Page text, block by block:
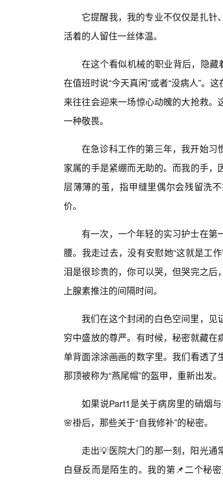
它提醒我，我的专业不仅仅是扎
活着的人留住一丝体温。
在这个看似机械的职业背后，隐藏
在值班时说“今天真闲”或者“没病人”。
来往往会迎来一场惊心动魄的大抢救
一种敬畏。
在急诊科工作的第三年，我开始习
家属的手是紧绷而无助的。而我的手
层薄薄的茧，指甲缝里偶尔会残留洗
价。
有一次，一个年轻的实习护士在
腰。我走过去，没有安慰她“这就是工
泪是很珍贵的，你可以哭，但哭完之
上腺素推注的间隔时间。
我们在这个封闭的白色空间里，
穷中盛放的尊严。有时候，秘密就藏
单背面涂涂画画的数字里。我们看透
那顶被称为“燕尾帽”的盔甲，重新出发。
如果说Part1是关于病房里的硝烟
🌸褂后，那些关于“自我修补”的秘密。
走出💡医院大门的那一刻，阳光
白昼反而是陌生的。我的第📌二个秘